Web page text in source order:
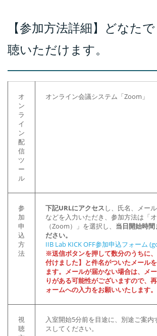
【参加方法詳細】どなた
聴いただけます。
オ
ン
ラ
イ
ン
配
信
ツ
ー
ル
オンライン会議システム「Zoom」
参
加
申
込
方
法
下記URLにアクセスし、氏名、メー
などを入力いただき、参加方法は「
（Zoom）」を選択し、 当日開始時間
ださい。
IIB Lab KICK OFF参加申込フォーム
※送信ボタンを押して数分のうちに
付けました】と件名がついたメール
ます。メールが届かない場合は、メ
りがある可能性がございますので、
ォームへの入力をお願いいたします。
視
聴
入室開始5分前を目途に、別途ご案内
スしてください。